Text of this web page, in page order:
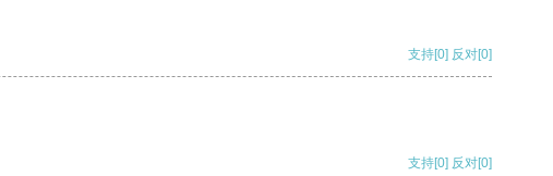
支持[0] 反对[0]
支持[0] 反对[0]